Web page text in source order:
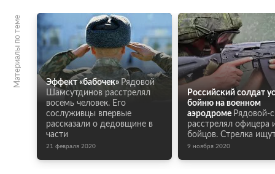
Материалы по теме Эффект «бабочек» Рядовой
Шамсутдинов расстрелял
восемь человек. Его
сослуживцы впервые
рассказали о дедовщине в
части
21 февраля 2020
Российский солдат
бойню на военном
аэродроме Рядовой-
расстрелял офицера
бойцов. Стрелка
9 ноября 2020